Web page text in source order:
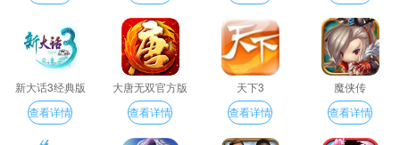
新大话3经典版
查看详情
大唐无双官方版
查看详情
天下3
查看详情
魔侠传
查看详情